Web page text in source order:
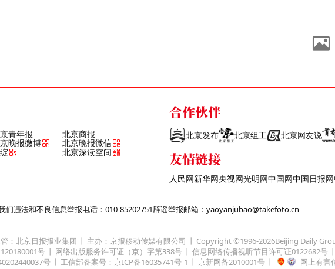
青年报 北京商报
晚报微博
北京晚报微信
北京深读空间
合作伙伴
北京发布 北京组工 北京网友说
友情链接
人民网新华网央视网光明网中国网中国日报网
们违法和不良信息举报电话：010-85202751辟谣举报邮箱：yaoyanjubao@takefoto.cn
：北京日报报业集团 主办：京报移动传媒有限公司 Copyright ©1996-2026Beijing Daily
号
网络出版服务许可证（京）字第338号
信息网络传播视听节目许可证0122682号
号
工信部备案号：京ICP备16035741号-1 京新网备2010001号 网上有害